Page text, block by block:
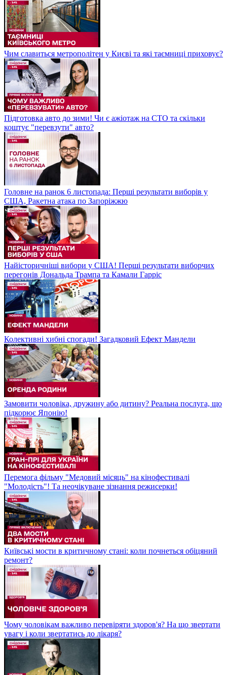
Чим славиться метрополітен у Києві та які таємниці приховує?
Підготовка авто до зими! Чи є ажіотаж на СТО та скільки
коштує "перевзути" авто?
Головне на ранок 6 листопада: Перші результати виборів у
США, Ракетна атака по Запоріжжю
Найісторичніші вибори у США! Перші результати виборчих
перегонів Дональда Трампа та Камали Гарріс
Колективні хибні спогади! Загадковий Ефект Мандели
Замовити чоловіка, дружину або дитину? Реальна послуга, що
підкорює Японію!
Перемога фільму "Медовий місяць" на кінофестивалі
"Молодість"! Та неочікуване зізнання режисерки!
Київські мости в критичному стані: коли почнеться обіцяний
ремонт?
Чому чоловікам важливо перевіряти здоров'я? На що звертати
увагу і коли звертатись до лікаря?